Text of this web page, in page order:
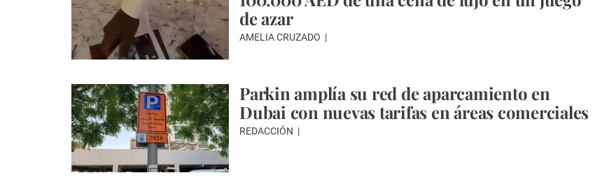
de azar
AMELIA CRUZADO
Parkin amplía su red de aparcamiento en
Dubai con nuevas tarifas en áreas comerciales
REDACCIÓN